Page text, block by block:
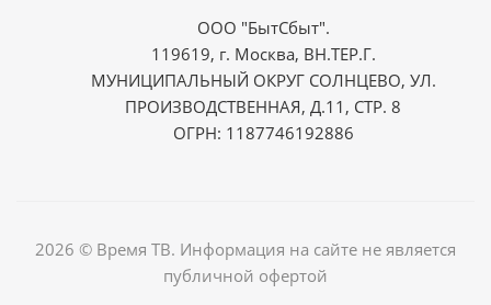
ООО "БытСбыт".
119619, г. Москва, ВН.ТЕР.Г.
МУНИЦИПАЛЬНЫЙ ОКРУГ СОЛНЦЕВО, УЛ.
ПРОИЗВОДСТВЕННАЯ, Д.11, СТР. 8
ОГРН: 1187746192886
2026 © Время ТВ. Информация на сайте не является
публичной офертой